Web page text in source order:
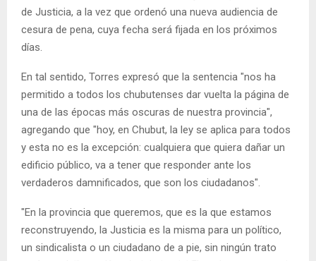
de Justicia, a la vez que ordenó una nueva audiencia de
cesura de pena, cuya fecha será fijada en los próximos
días.
En tal sentido, Torres expresó que la sentencia "nos ha
permitido a todos los chubutenses dar vuelta la página de
una de las épocas más oscuras de nuestra provincia",
agregando que "hoy, en Chubut, la ley se aplica para todos
y esta no es la excepción: cualquiera que quiera dañar un
edificio público, va a tener que responder ante los
verdaderos damnificados, que son los ciudadanos".
"En la provincia que queremos, que es la que estamos
reconstruyendo, la Justicia es la misma para un político,
un sindicalista o un ciudadano de a pie, sin ningún trato